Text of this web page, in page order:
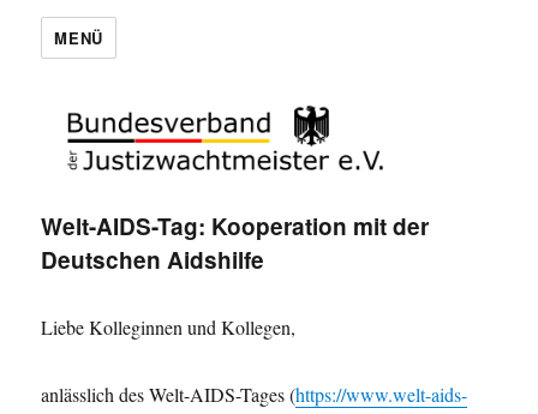
MENÜ
Welt-AIDS-Tag: Kooperation mit der
Deutschen Aidshilfe
Liebe Kolleginnen und Kollegen,
anlässlich des Welt-AIDS-Tages (https://www.welt-aids-